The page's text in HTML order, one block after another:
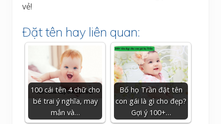
vẻ!
Đặt tên hay liên quan:
100 cái tên 4 chữ cho
bé trai ý nghĩa, may
mắn và…
Bố họ Trần đặt tên
con gái là gì cho đẹp?
Gợi ý 100+…